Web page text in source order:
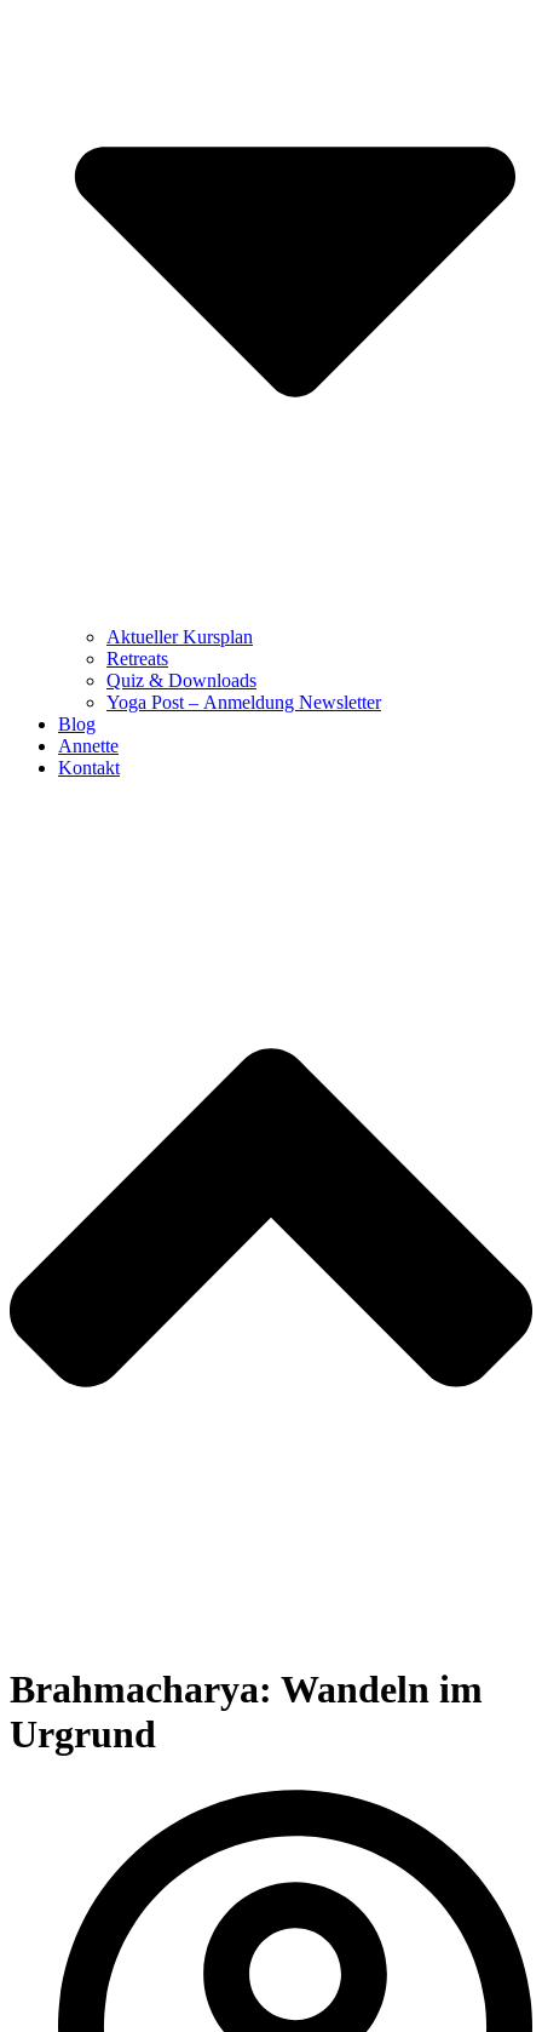
Aktueller Kursplan
Retreats
Quiz & Downloads
Yoga Post – Anmeldung Newsletter
Blog
Annette
Kontakt
Brahmacharya: Wandeln im
Urgrund